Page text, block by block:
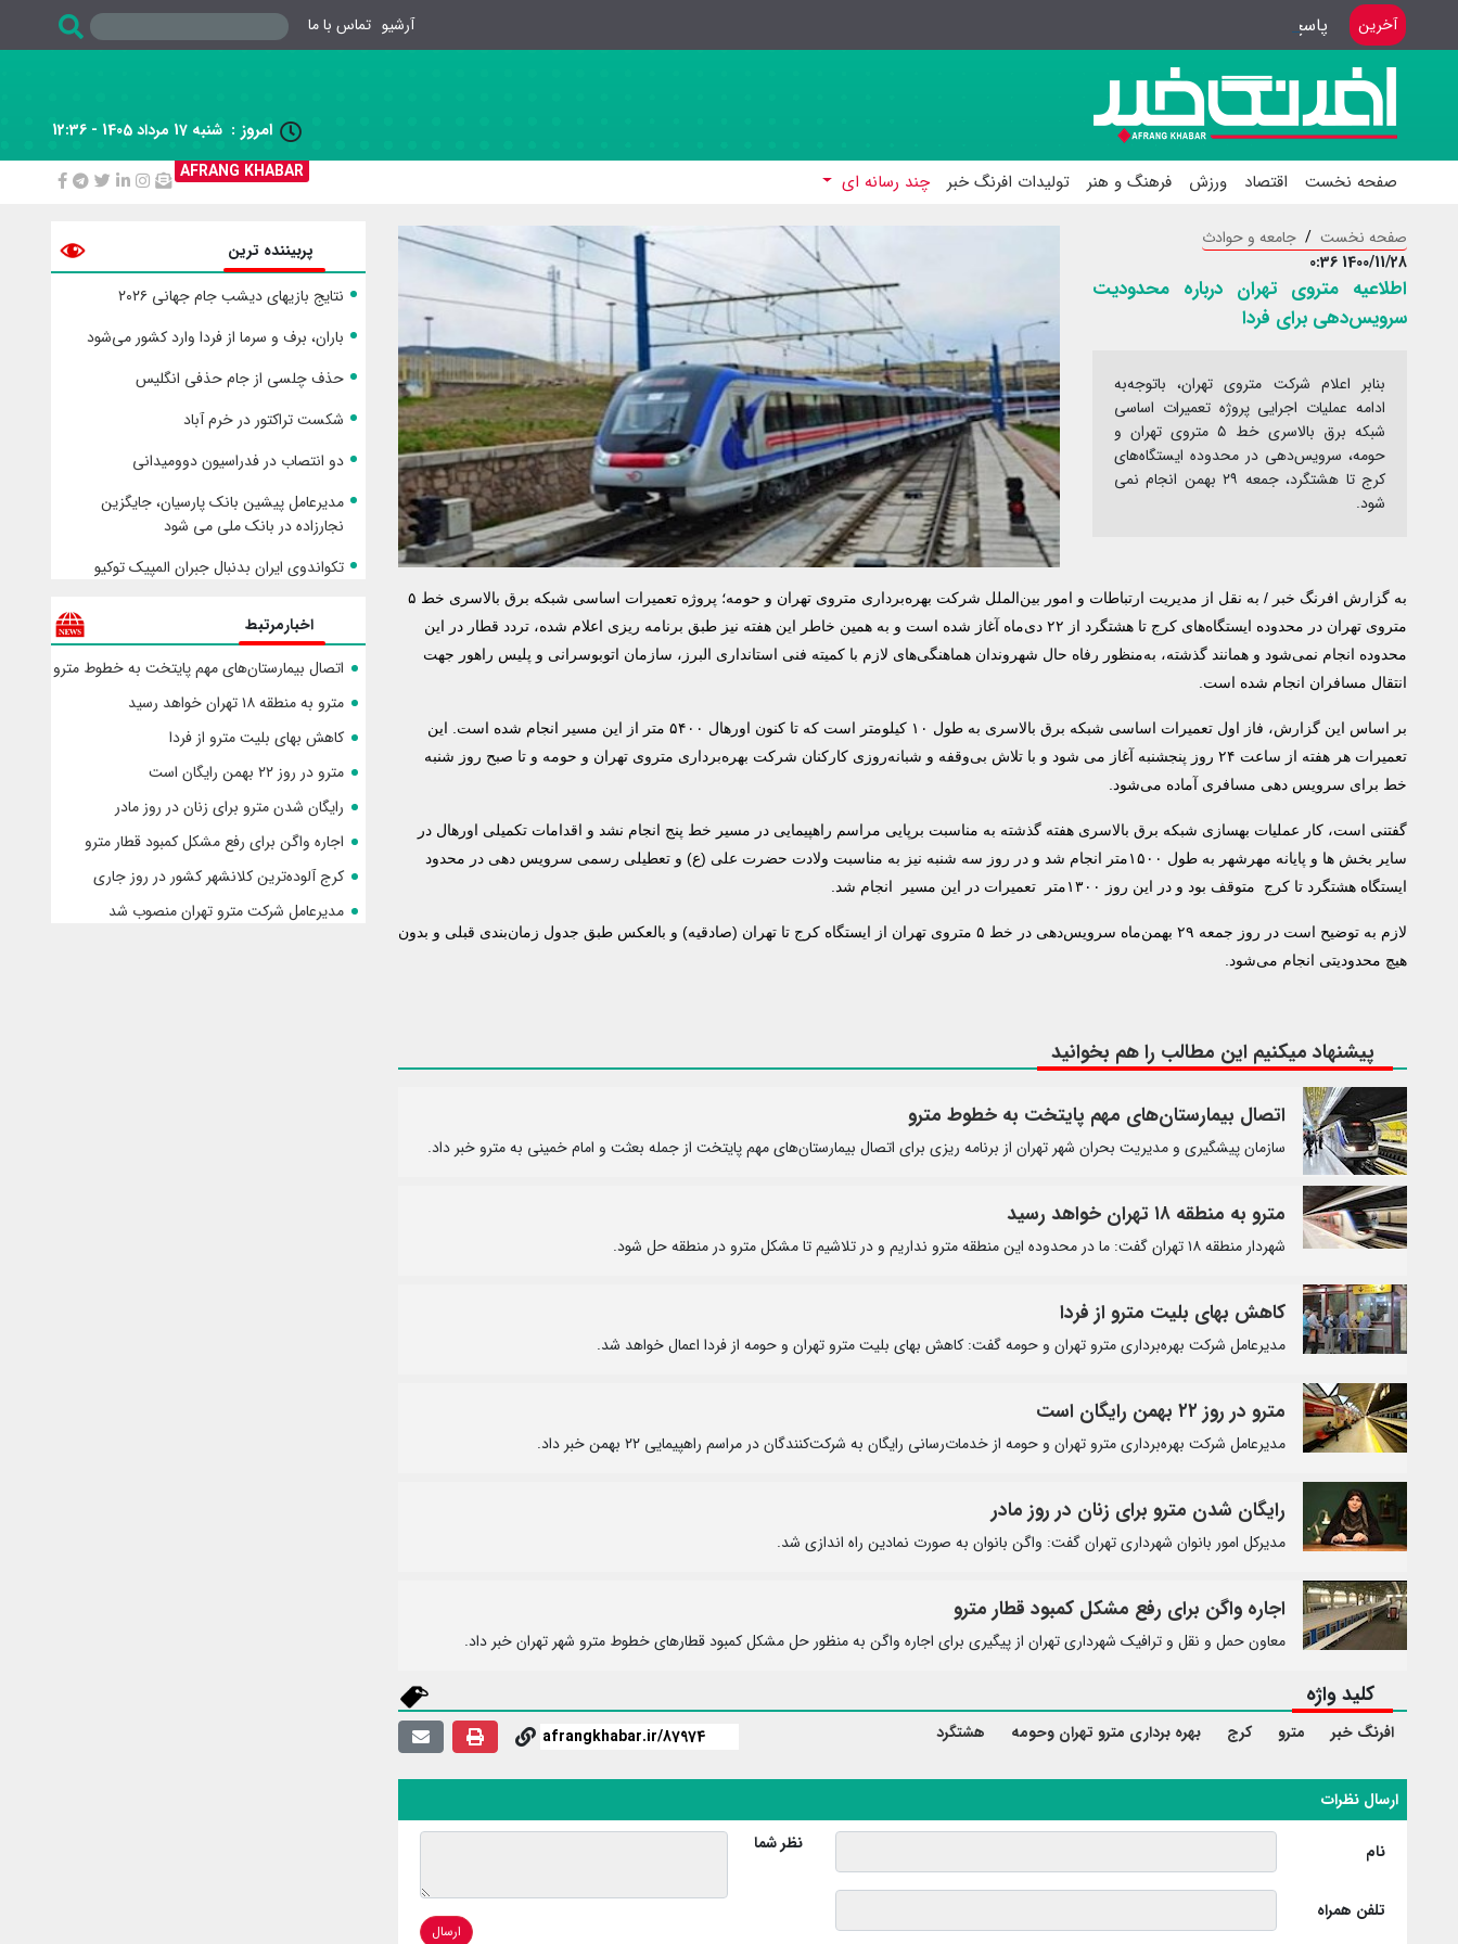
آخرین پاسخ گویی بهترین هدیه به خبرنگاران آرشیو تماس با ما
 امروز : شنبه 17 مرداد 1405 - 12:36
AFRANG KHABAR
صفحه نخست اقتصاد ورزش فرهنگ و هنر تولیدات افرنگ خبر چند رسانه ای
صفحه نخست
جامعه و حوادث
1400/11/28 0:36
اطلاعیه متروی تهران درباره محدودیت
سرویس‌دهی برای فردا
بنابر اعلام شرکت متروی تهران، باتوجه‌به
ادامه‌ عملیات اجرایی پروژه تعمیرات اساسی
شبکه برق بالاسری خط ۵ متروی تهران و
حومه، سرویس‌دهی در محدوده ایستگاه‌های
کرج تا هشتگرد، جمعه ۲۹ بهمن‌ انجام نمی
شود.
به گزارش افرنگ خبر
/ به نقل از مدیریت ارتباطات و امور بین‌الملل شرکت بهره‌برداری متروی تهران و حومه؛ پروژه تعمیرات اساسی شبکه برق بالاسری خط ۵
متروی تهران در محدوده ایستگاه‌های کرج تا هشتگرد از ۲۲ دی‌ماه آغاز شده است و به همین خاطر این هفته نیز طبق برنامه ریزی اعلام شده، تردد قطار در این
محدوده انجام نمی‌شود و همانند گذشته، به‌منظور رفاه حال شهروندان هماهنگی‌های لازم با کمیته فنی استانداری البرز، سازمان اتوبوسرانی و پلیس راهور جهت
انتقال مسافران انجام شده است.
بر اساس این گزارش، فاز اول تعمیرات اساسی شبکه برق بالاسری به طول ۱۰ کیلومتر است که تا کنون اورهال ۵۴۰۰ متر از این مسیر انجام شده است. این
تعمیرات هر هفته از ساعت ۲۴ روز پنجشنبه آغاز می شود و با تلاش بی‌وقفه و شبانه‌روزی کارکنان شرکت بهره‌برداری متروی تهران و حومه و تا صبح روز شنبه
خط برای سرویس دهی مسافری آماده می‌شود.
گفتنی است، کار عملیات بهسازی شبکه برق بالاسری هفته گذشته به مناسبت برپایی مراسم راهپیمایی در مسیر خط پنج انجام نشد و اقدامات تکمیلی اورهال در
سایر بخش ها و پایانه مهرشهر به طول ۱۵۰۰متر انجام شد و در روز سه شنبه نیز به مناسبت ولادت حضرت علی (ع) و تعطیلی رسمی سرویس دهی در محدود
ایستگاه هشتگرد تا کرج متوقف بود و در این روز ۱۳۰۰متر تعمیرات در این مسیر انجام شد.
لازم به توضیح است در روز جمعه ۲۹ بهمن‌ماه سرویس‌دهی در خط ۵ متروی تهران از ایستگاه کرج تا تهران (صادقیه) و بالعکس طبق جدول زمان‌بندی قبلی و بدون
هیچ محدودیتی انجام می‌شود.
پیشنهاد میکنیم این مطالب را هم بخوانید
­اتصال بیمارستان‌های مهم پایتخت به خطوط مترو
سازمان پیشگیری و مدیریت بحران شهر تهران از برنامه ریزی برای اتصال بیمارستان‌های مهم پایتخت از جمله بعثت و امام خمینی به مترو خبر داد.
مترو به منطقه ۱۸ تهران خواهد رسید
شهردار منطقه ۱۸ تهران گفت: ما در محدوده این منطقه مترو نداریم و در تلاشیم تا مشکل مترو در منطقه حل شود.
کاهش بهای بلیت مترو از فردا
مدیرعامل شرکت بهره‌برداری مترو تهران و حومه گفت: کاهش بهای بلیت مترو تهران و حومه از فردا اعمال خواهد شد.
مترو در روز ۲۲ بهمن رایگان است
مدیرعامل شرکت بهره‌برداری مترو تهران و حومه از خدمات‌رسانی رایگان به شرکت‌کنندگان در مراسم راهپیمایی ۲۲ بهمن خبر داد.
رایگان شدن مترو برای زنان در روز مادر
مدیرکل امور بانوان شهرداری تهران گفت: واگن بانوان به صورت نمادین راه اندازی شد.
اجاره واگن برای رفع مشکل کمبود قطار مترو
معاون حمل و نقل و ترافیک شهرداری تهران از پیگیری برای اجاره واگن به منظور حل مشکل کمبود قطارهای خطوط مترو شهر تهران خبر داد.
کلید واژه
افرنگ خبر مترو کرج بهره برداری مترو تهران وحومه هشتگرد
ارسال نظرات
نام
تلفن همراه
نظر شما
ارسال
پربیننده ترین
نتایج بازیهای دیشب جام جهانی ۲۰۲۶
باران، برف و سرما از فردا وارد کشور می‌شود
حذف چلسی از جام حذفی انگلیس
شکست تراکتور در خرم آباد
دو انتصاب در فدراسیون دوومیدانی
مدیرعامل پیشین بانک پارسیان، جایگزین
نجارزاده در بانک ملی می شود
تکواندوی ایران بدنبال جبران المپیک توکیو
اخبارمرتبط
­اتصال بیمارستان‌های مهم پایتخت به خطوط مترو
مترو به منطقه ۱۸ تهران خواهد رسید
کاهش بهای بلیت مترو از فردا
مترو در روز ۲۲ بهمن رایگان است
رایگان شدن مترو برای زنان در روز مادر
اجاره واگن برای رفع مشکل کمبود قطار مترو
کرج آلوده‌ترین کلانشهر کشور در روز جاری
مدیرعامل شرکت مترو تهران منصوب شد